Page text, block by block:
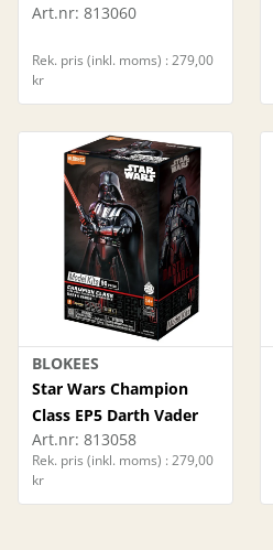
Art.nr: 813060
Rek. pris (inkl. moms) : 279,00
kr
BLOKEES
Star Wars Champion
Class EP5 Darth Vader
Art.nr: 813058
Rek. pris (inkl. moms) : 279,00
kr